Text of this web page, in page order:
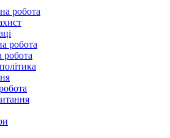
робота
робота